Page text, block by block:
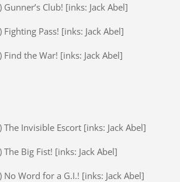
Club! [inks: Jack Abel]
Pass! [inks: Jack Abel]
the War! [inks: Jack Abel]
Invisible Escort [inks: Jack Abel]
Big Fist! [inks: Jack Abel]
Word for a G.I.! [inks: Jack Abel]